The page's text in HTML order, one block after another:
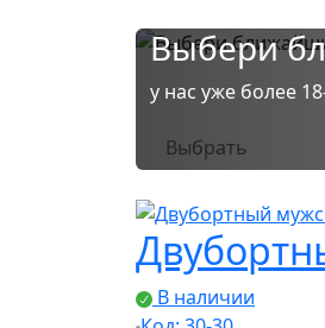
26
900 ₽.
900
Выбери
у нас уже более
Выбрать
В наличии